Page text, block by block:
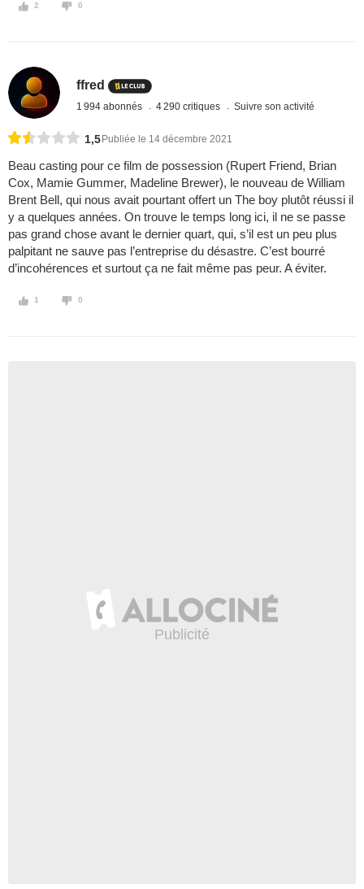
2 0
ffred
1 994 abonnés 4 290 critiques Suivre son activité
1,5 Publiée le 14 décembre 2021
Beau casting pour ce film de possession (Rupert Friend, Brian
Cox, Mamie Gummer, Madeline Brewer), le nouveau de William
Brent Bell, qui nous avait pourtant offert un The boy plutôt réussi il
y a quelques années. On trouve le temps long ici, il ne se passe
pas grand chose avant le dernier quart, qui, s’il est un peu plus
palpitant ne sauve pas l’entreprise du désastre. C’est bourré
d’incohérences et surtout ça ne fait même pas peur. A éviter.
1 0